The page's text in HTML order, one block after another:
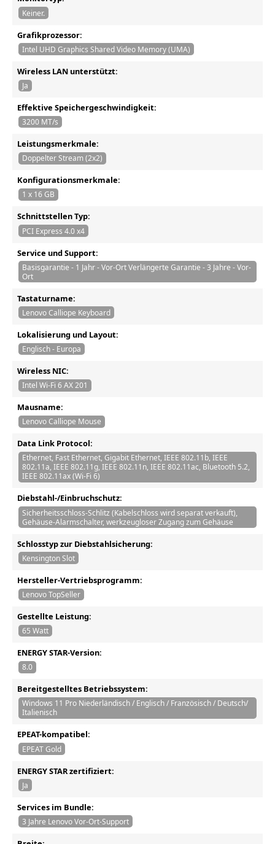
Keiner.
Grafikprozessor:
Intel UHD Graphics Shared Video Memory (UMA)
Wireless LAN unterstützt:
Ja
Effektive Speichergeschwindigkeit:
3200 MT/s
Leistungsmerkmale:
Doppelter Stream (2x2)
Konfigurationsmerkmale:
1 x 16 GB
Schnittstellen Typ:
PCI Express 4.0 x4
Service und Support:
Basisgarantie - 1 Jahr - Vor-Ort Verlängerte Garantie - 3 Jahre - Vor-
Ort
Tastaturname:
Lenovo Calliope Keyboard
Lokalisierung und Layout:
Englisch - Europa
Wireless NIC:
Intel Wi-Fi 6 AX 201
Mausname:
Lenovo Calliope Mouse
Data Link Protocol:
Ethernet, Fast Ethernet, Gigabit Ethernet, IEEE 802.11b, IEEE
802.11a, IEEE 802.11g, IEEE 802.11n, IEEE 802.11ac, Bluetooth 5.2,
IEEE 802.11ax (Wi-Fi 6)
Diebstahl-/Einbruchschutz:
Sicherheitsschloss-Schlitz (Kabelschloss wird separat verkauft),
Gehäuse-Alarmschalter, werkzeugloser Zugang zum Gehäuse
Schlosstyp zur Diebstahlsicherung:
Kensington Slot
Hersteller-Vertriebsprogramm:
Lenovo TopSeller
Gestellte Leistung:
65 Watt
ENERGY STAR-Version:
8.0
Bereitgestelltes Betriebssystem:
Windows 11 Pro Niederländisch / Englisch / Französisch / Deutsch/
Italienisch
EPEAT-kompatibel:
EPEAT Gold
ENERGY STAR zertifiziert:
Ja
Services im Bundle:
3 Jahre Lenovo Vor-Ort-Support